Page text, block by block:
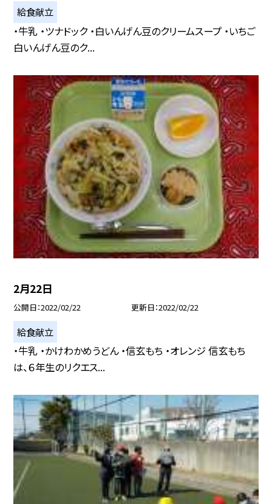
給食献立
・牛乳 ・ツナドック ・白いんげん豆のクリームスープ ・いちご
白いんげん豆のク...
2月22日
公開日 2022/02/22 更新日 2022/02/22
給食献立
・牛乳 ・かけわかめうどん ・信玄もち ・オレンジ 信玄もち
は、６年生のリクエス...